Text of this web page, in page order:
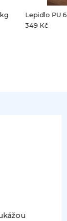
Lepidlo PU
349 Kč